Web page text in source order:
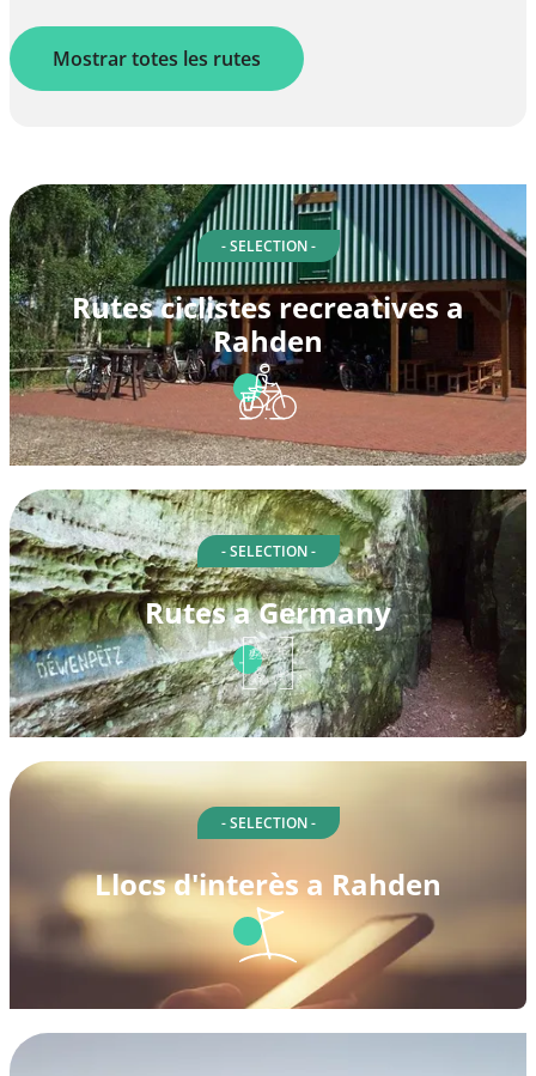
Mostrar totes les rutes
- SELECTION -
Rutes ciclistes recreatives a
Rahden
- SELECTION -
Rutes a Germany
- SELECTION -
Llocs d'interès a Rahden